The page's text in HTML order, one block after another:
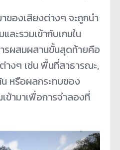
ของเสียงต่างๆ จะถูกนำ
ละรวมเข้ากับเกมใน
รผสมผสานขั้นสุดท้ายคือ
งๆ เช่น พื้นที่สาธารณะ,
หรือผลกระทบของ
ข้ามาเพื่อการจำลองที่